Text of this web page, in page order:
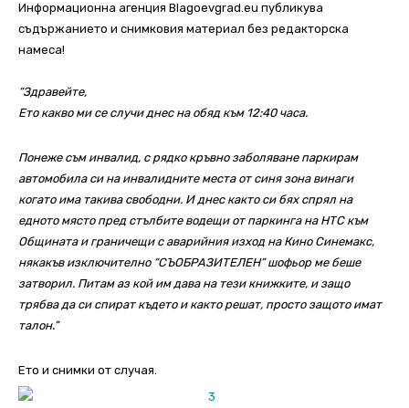
Информационна агенция Blagoevgrad.eu публикува
съдържанието и снимковия материал без редакторска
намеса!
“Здравейте,
Ето какво ми се случи днес на обяд към 12:40 часа.
Понеже съм инвалид, с рядко кръвно заболяване паркирам
автомобила си на инвалидните мeста от синя зона винаги
когато има такива свободни. И днес както си бях спрял на
едното място пред стълбите водещи от паркинга на НТС към
Общината и граничещи с аварийния изход на Кино Синемакс,
някакъв изключително “СЪОБРАЗИТЕЛЕН” шофьор ме беше
затворил. Питам аз кой им дава на тези книжките, и защо
трябва да си спират където и както решат, просто защото имат
талон.”
Ето и снимки от случая.